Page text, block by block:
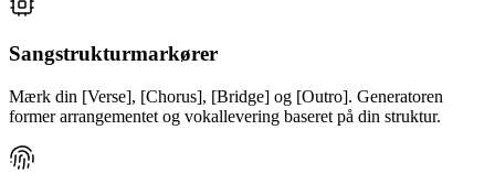
Sangstrukturmarkører
Mærk din [Verse], [Chorus], [Bridge] og [Outro]. Generatoren
former arrangementet og vokallevering baseret på din struktur.